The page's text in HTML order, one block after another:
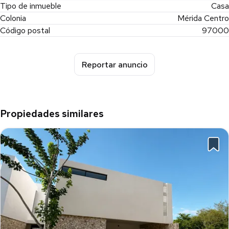
Tipo de inmueble
Casa
Colonia
Mérida Centro
Código postal
97000
Reportar anuncio
Propiedades similares